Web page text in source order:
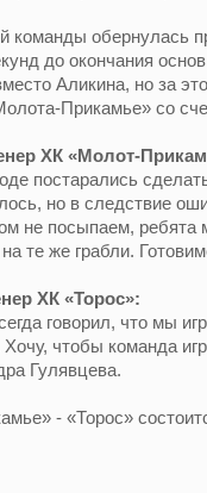
команды обернулась
до окончания
Аликина, но за
Прикамье» со
ХК «Молот-
постарались
но в следствие
не посыпаем,
те же грабли.
ХК «Торос»:
говорил, что мы
чтобы команда
Гулявцева.
- «Торос»